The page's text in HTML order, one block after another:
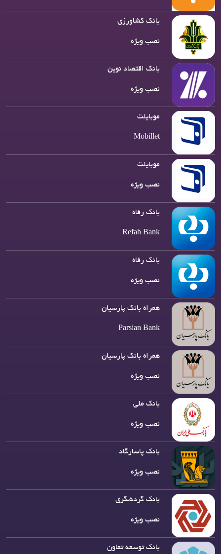
بانک کشاورزی
نصب ویژه
بانک اقتصاد نوین
نصب ویژه
موبایلت
Mobillet
موبایلت
نصب ویژه
بانک رفاه
Refah Bank
بانک رفاه
نصب ویژه
همراه بانک پارسیان
Parsian Bank
همراه بانک پارسیان
نصب ویژه
بانک ملی
نصب ویژه
بانک پاسارگاد
نصب ویژه
بانک گردشگری
نصب ویژه
بانک توسعه تعاون